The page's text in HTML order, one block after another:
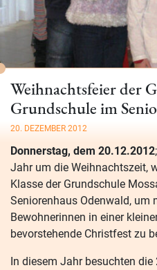
Weihnachtsfeier der
Grundschule im
20. DEZEMBER 2012
Donnerstag, dem 20.12.2012
Jahr um die Weihnachtszeit,
Klasse der Grundschule
Seniorenhaus Odenwald, um
Bewohnerinnen in einer
bevorstehende Christfest zu
In diesem Jahr besuchten